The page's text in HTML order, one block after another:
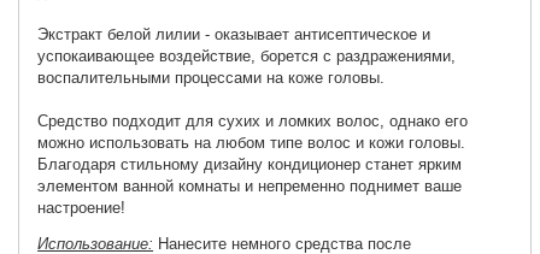
Экстракт белой лилии - оказывает антисептическое и
успокаивающее воздействие, борется с раздражениями,
воспалительными процессами на коже головы.
Средство подходит для сухих и ломких волос, однако его
можно использовать на любом типе волос и кожи головы.
Благодаря стильному дизайну кондиционер станет ярким
элементом ванной комнаты и непременно поднимет ваше
настроение!
Использование: Нанесите немного средства после